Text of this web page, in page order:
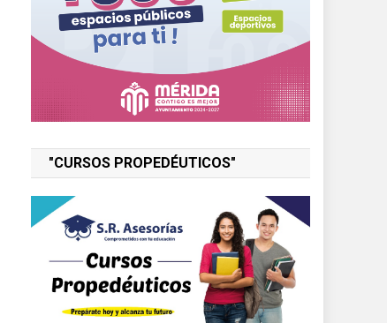
"CURSOS PROPEDÉUTICOS"